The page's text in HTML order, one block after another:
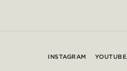
INSTAGRAM YOUTUBE